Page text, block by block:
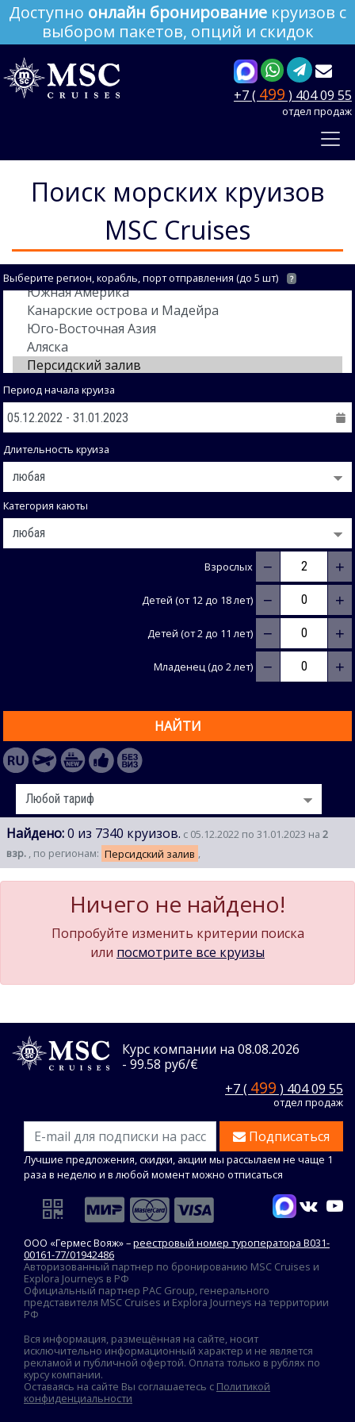
Доступно онлайн бронирование круизов с
выбором пакетов, опций и скидок
+7 ( 499 ) 404 09 55
отдел продаж
Поиск морских круизов
MSC Cruises
Выберите регион, корабль, порт отправления (до 5 шт) ?
Период начала круиза
Длительность круиза
Категория каюты
Взрослых − +
Детей (от 12 до 18 лет) − +
Детей (от 2 до 11 лет) − +
Младенец (до 2 лет) − +
НАЙТИ
Найдено:0 из 7340 круизов. с 05.12.2022 по 31.01.2023 на 2
взр. , по регионам: Персидский залив ,
Ничего не найдено!
Попробуйте изменить критерии поиска
или посмотрите все круизы
Курс компании на 08.08.2026
- 99.58 руб/€
+7 ( 499 ) 404 09 55
отдел продаж
Подписаться
Лучшие предложения, скидки, акции мы рассылаем не чаще 1
раза в неделю и в любой момент можно отписаться
ООО «Гермес Вояж» –реестровый номер туроператора В031-
00161-77/01942486
Авторизованный партнер по бронированию MSC Cruises и
Explora Journeys в РФ
Официальный партнер PAC Group, генерального
представителя MSC Cruises и Explora Journeys на территории
РФ
Вся информация, размещённая на сайте, носит
исключительно информационный характер и не является
рекламой и публичной офертой. Оплата только в рублях по
курсу компании.
Оставаясь на сайте Вы соглашаетесь с Политикой
конфиденциальности